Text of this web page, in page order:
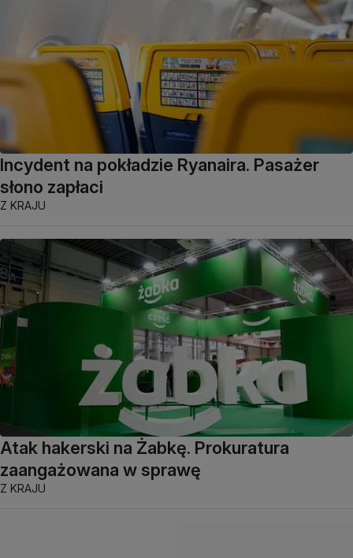
Incydent na pokładzie Ryanaira. Pasażer
słono zapłaci
Z KRAJU
Atak hakerski na Żabkę. Prokuratura
zaangażowana w sprawę
Z KRAJU